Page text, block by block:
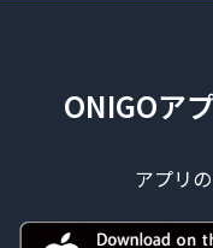
ONIGOア
アプリ